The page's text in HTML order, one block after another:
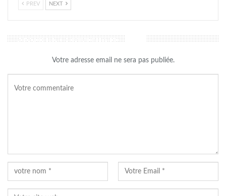
PREV NEXT
LAISSER UN COMMENTAIRE
Votre adresse email ne sera pas publiée.